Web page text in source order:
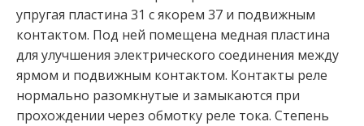
упругая пластина 31 с якорем 37 и подвижным
контактом. Под ней помещена медная пластина
для улучшения электрического соединения между
ярмом и подвижным контактом. Контакты реле
нормально разомкнутые и замыкаются при
прохождении через обмотку реле тока. Степень